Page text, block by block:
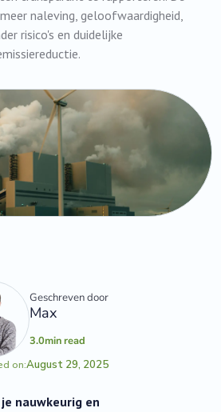
naleving, geloofwaardigheid,
risico's en duidelijke
Geschreven door
Max
3.0min read
on:August 29, 2025
nauwkeurig en